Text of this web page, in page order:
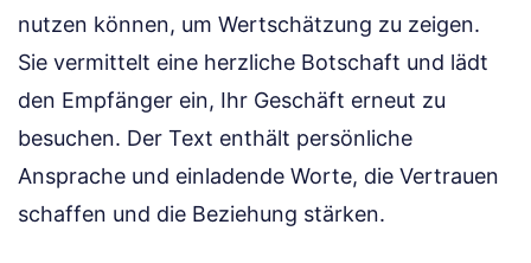
nutzen können, um Wertschätzung zu zeigen.
Sie vermittelt eine herzliche Botschaft und lädt
den Empfänger ein, Ihr Geschäft erneut zu
besuchen. Der Text enthält persönliche
Ansprache und einladende Worte, die Vertrauen
schaffen und die Beziehung stärken.